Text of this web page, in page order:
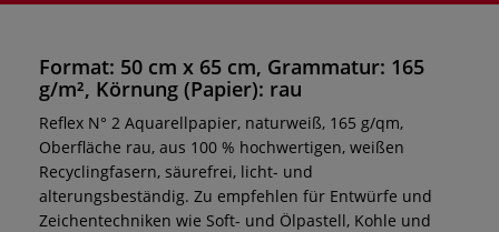
Format: 50 cm x 65 cm, Grammatur: 165
g/m², Körnung (Papier): rau
Reflex N° 2 Aquarellpapier, naturweiß, 165 g/qm,
Oberfläche rau, aus 100 % hochwertigen, weißen
Recyclingfasern, säurefrei, licht- und
alterungsbeständig. Zu empfehlen für Entwürfe und
Zeichentechniken wie Soft- und Ölpastell, Kohle und